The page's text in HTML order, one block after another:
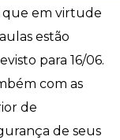
que em virtude
estão
para 16/06.
com as
de
de seus